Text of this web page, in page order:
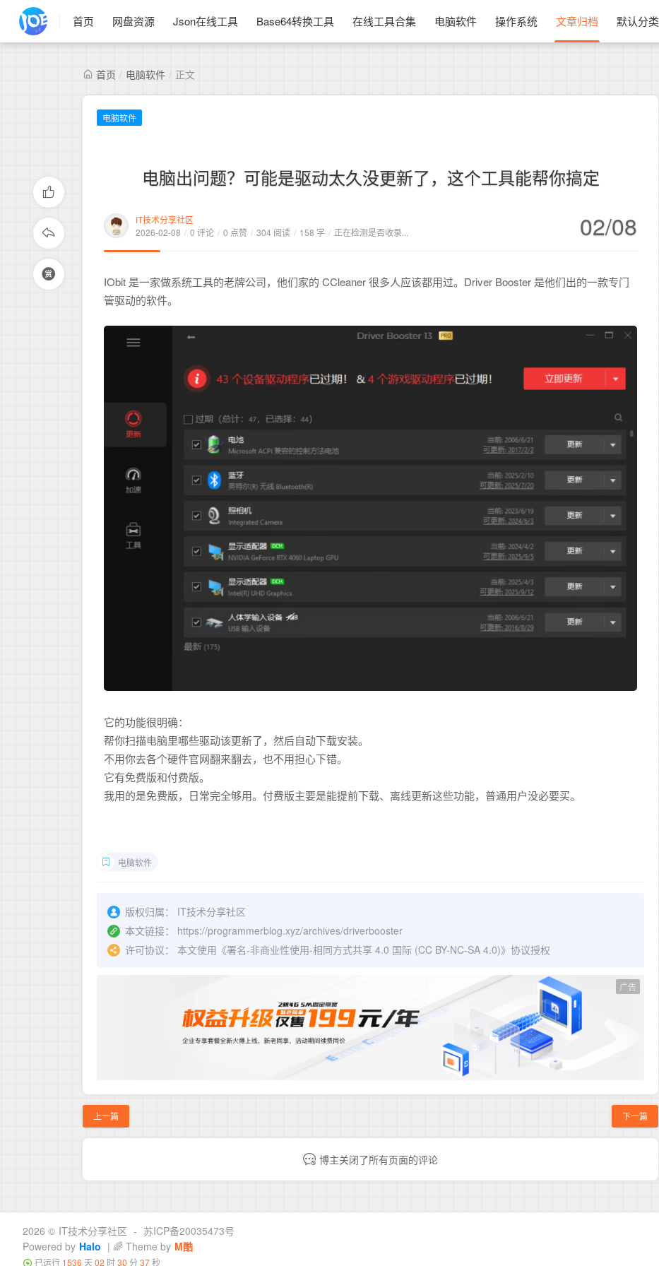
首页 网盘资源 Json在线工具 Base64转换工具 在线工具合集 电脑软件 操作系统 文章归档 默认分类
首页 / 电脑软件 / 正文
电脑软件
电脑出问题？可能是驱动太久没更新了，这个工具能帮你搞定
IT技术分享社区
2026-02-08 / 0 评论 / 0 点赞 / 304 阅读 / 158 字 / 正在检测是否收录... 02/08
IObit 是一家做系统工具的老牌公司，他们家的 CCleaner 很多人应该都用过。Driver Booster 是他们出的一款专门
管驱动的软件。
它的功能很明确：
帮你扫描电脑里哪些驱动该更新了，然后自动下载安装。
不用你去各个硬件官网翻来翻去，也不用担心下错。
它有免费版和付费版。
我用的是免费版，日常完全够用。付费版主要是能提前下载、离线更新这些功能，普通用户没必要买。
电脑软件
版权归属：
IT技术分享社区
本文链接：
https://programmerblog.xyz/archives/driverbooster
许可协议：
本文使用《署名-非商业性使用-相同方式共享 4.0 国际 (CC BY-NC-SA 4.0)》协议授权
广告
上一篇 下一篇
博主关闭了所有页面的评论
2026 © IT技术分享社区 - 苏ICP备20035473号
Powered by Halo | 🌈 Theme by M酷
已运行 1536 天02 时30 分 38秒